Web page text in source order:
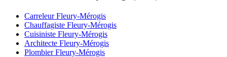
Carreleur Fleury-Mérogis
Chauffagiste Fleury-Mérogis
Cuisiniste Fleury-Mérogis
Architecte Fleury-Mérogis
Plombier Fleury-Mérogis